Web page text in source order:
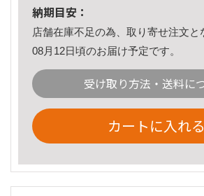
納期目安：
店舗在庫不足の為、取り寄せ注文と
08月12日頃のお届け予定です。
受け取り方法・送料に
カートに入れる